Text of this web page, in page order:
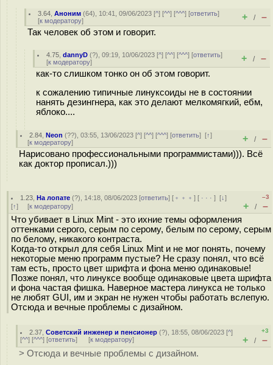
3.64 ,Аноним (64), 10:41, 09/06/2023 [^] [^^] [^^^] [ответить]
[к модератору] + / –
Так человек об этом и говорит.
4.75 ,dannyD (?), 09:19, 10/06/2023 [^] [^^] [^^^] [ответить]
[к модератору] + / –
как-то слишком тонко он об этом говорит.
к сожалению типичные линуксоиды не в состоянии
нанять дезингнера, как это делают мелкомягкий, ебм,
яблоко....
2.84 ,Neon (??), 03:55, 13/06/2023 [^] [^^] [^^^] [ответить][↑]
[к модератору] + / –
Нарисовано профессиональными программистами))). Всё
как доктор прописал.)))
1.23 ,На лопате (?), 14:18, 08/06/2023 [ответить] [ ﹢﹢﹢] [ · · ·][↓]
[↑] [к модератору]
–3
+ / –
Что убивает в Linux Mint - это ихние темы оформления
оттенками серого, серым по серому, белым по серому, серым
по белому, никакого контраста.
Когда-то открыл для себя Linux Mint и не мог понять, почему
некоторые меню программ пустые? Не сразу понял, что всё
там есть, просто цвет шрифта и фона меню одинаковые!
Позже понял, что линуксе вообще одинаковые цвета шрифта
и фона частая фишка. Наверное мастера линукса не только
не любят GUI, им и экран не нужен чтобы работать вслепую.
Отсюда и вечные проблемы с дизайном.
2.37 ,Советский инженер и пенсионер (?), 18:55, 08/06/2023 [^]
[^^] [^^^] [ответить] [к модератору]
+3
+ / –
> Отсюда и вечные проблемы с дизайном.